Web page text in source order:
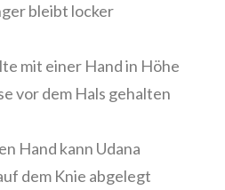
bleibt locker
mit einer Hand in Höhe
vor dem Hals gehalten
Hand kann Udana
dem Knie abgelegt